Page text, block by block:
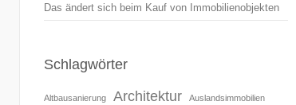
Das ändert sich beim Kauf von Immobilienobjekten
Schlagwörter
Altbausanierung Architektur Auslandsimmobilien